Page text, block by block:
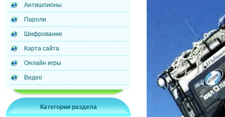
Антишпионы
Пароли
Шифрование
Карта сайта
Онлайн игры
Видео
Категории раздела